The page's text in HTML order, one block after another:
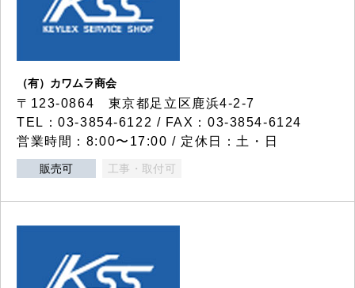
（有）カワムラ商会
〒123-0864 東京都足立区鹿浜4-2-7
TEL：03-3854-6122 / FAX：03-3854-6124
営業時間：8:00〜17:00 / 定休日：土・日
販売可 工事・取付可